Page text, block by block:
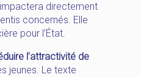
directement
concernés. Elle
pour l’État.
l’attractivité de
jeunes. Le texte